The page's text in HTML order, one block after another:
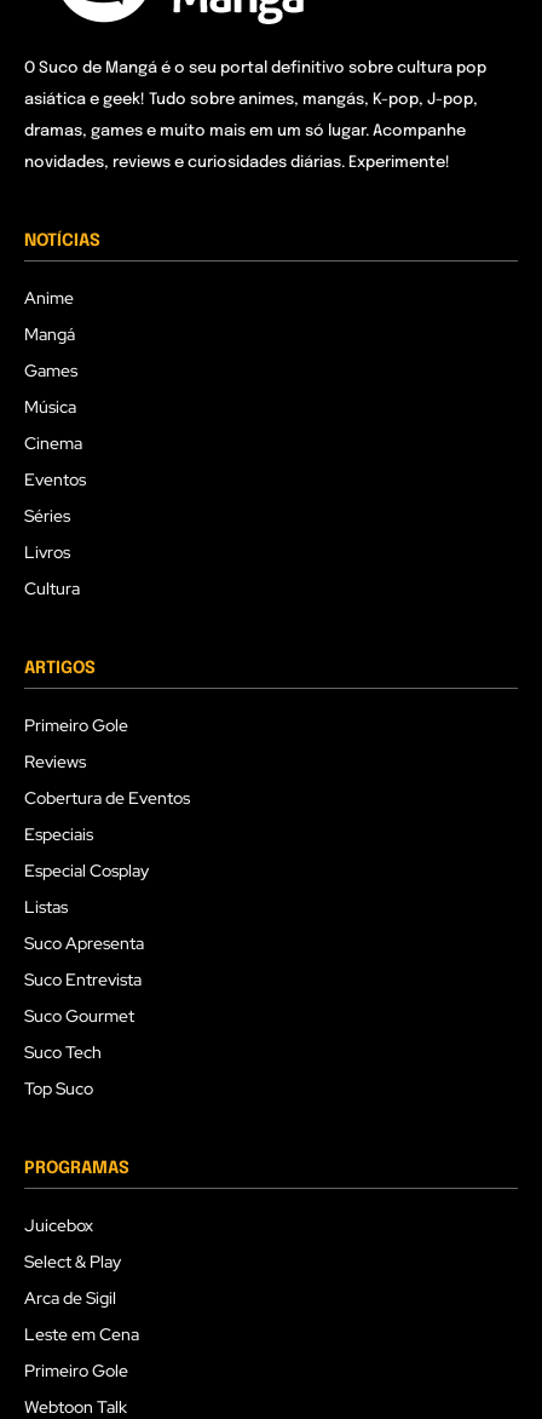
O Suco de Mangá é o seu portal definitivo sobre cultura pop
asiática e geek! Tudo sobre animes, mangás, K-pop, J-pop,
dramas, games e muito mais em um só lugar. Acompanhe
novidades, reviews e curiosidades diárias. Experimente!
NOTÍCIAS
Anime
Mangá
Games
Música
Cinema
Eventos
Séries
Livros
Cultura
ARTIGOS
Primeiro Gole
Reviews
Cobertura de Eventos
Especiais
Especial Cosplay
Listas
Suco Apresenta
Suco Entrevista
Suco Gourmet
Suco Tech
Top Suco
PROGRAMAS
Juicebox
Select & Play
Arca de Sigil
Leste em Cena
Primeiro Gole
Webtoon Talk